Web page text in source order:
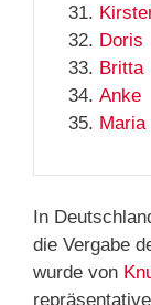
Doris
Britta
Anke
Maria
In
die Vergabe
wurde von